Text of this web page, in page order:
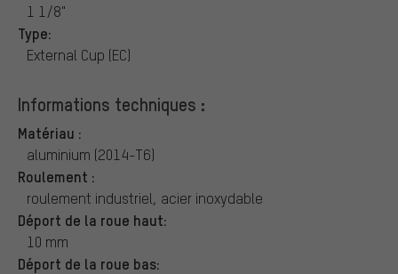
1 1/8"
Type:
External Cup (EC)
Informations techniques :
Matériau :
aluminium (2014-T6)
Roulement :
roulement industriel, acier inoxydable
Déport de la roue haut:
10 mm
Déport de la roue bas: